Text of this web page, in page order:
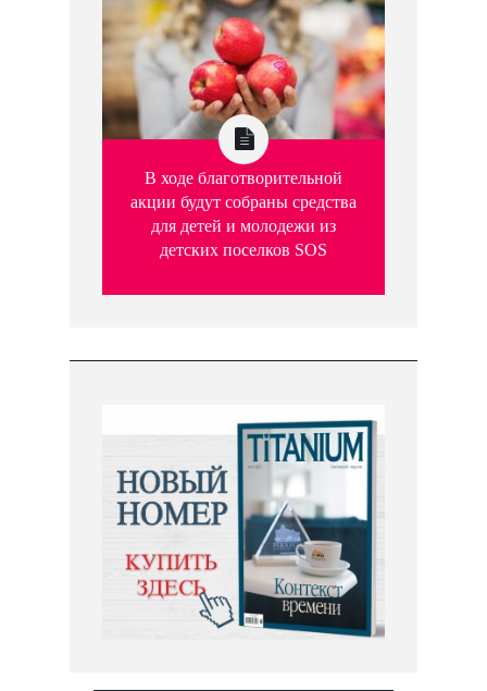
В ходе благотворительной
акции будут собраны средства
для детей и молодежи из
детских поселков SOS